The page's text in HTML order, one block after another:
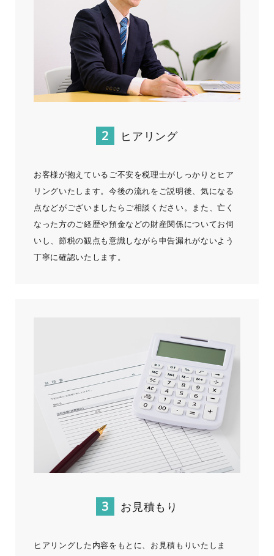
ヒアリング
お客様が抱えているご不安を税理士がしっかりとヒア
リングいたします。今後の流れをご説明後、気になる
点などがございましたらご相談ください。また、亡く
なった方のご経歴や預金などの財産関係についてお伺
いし、節税の観点も意識しながら申告漏れがないよう
丁寧に確認いたします。
お見積もり
ヒアリングした内容をもとに、お見積もりいたしま